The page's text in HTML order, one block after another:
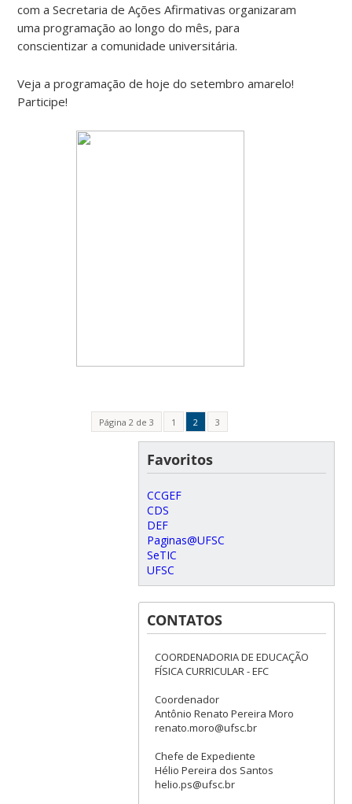
com a Secretaria de Ações Afirmativas organizaram
uma programação ao longo do mês, para
conscientizar a comunidade universitária.
Veja a programação de hoje do setembro amarelo!
Participe!
Página 2 de 3 1 2 3
Favoritos
CCGEF
CDS
DEF
Paginas@UFSC
SeTIC
UFSC
CONTATOS
COORDENADORIA DE EDUCAÇÃO
FÍSICA CURRICULAR - EFC
Coordenador
Antônio Renato Pereira Moro
renato.moro@ufsc.br
Chefe de Expediente
Hélio Pereira dos Santos
helio.ps@ufsc.br